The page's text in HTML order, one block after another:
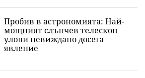
Пробив в астрономията: Най-
мощният слънчев телескоп
улови невиждано досега
явление